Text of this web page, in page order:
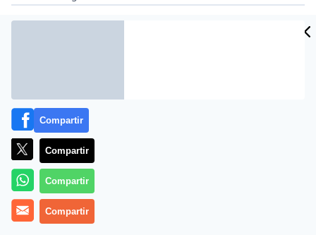
Archivado en: ECONOMÍA
Compartir
Compartir
Compartir
Compartir